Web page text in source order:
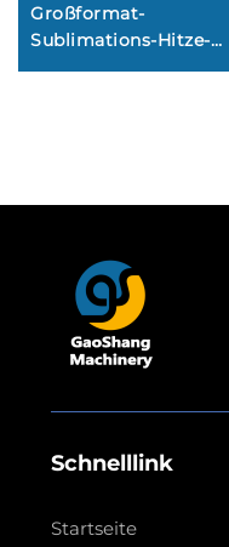
Großformat-
Sublimations-Hitze-
Presse mit einfachem
Schnelllink
Startseite